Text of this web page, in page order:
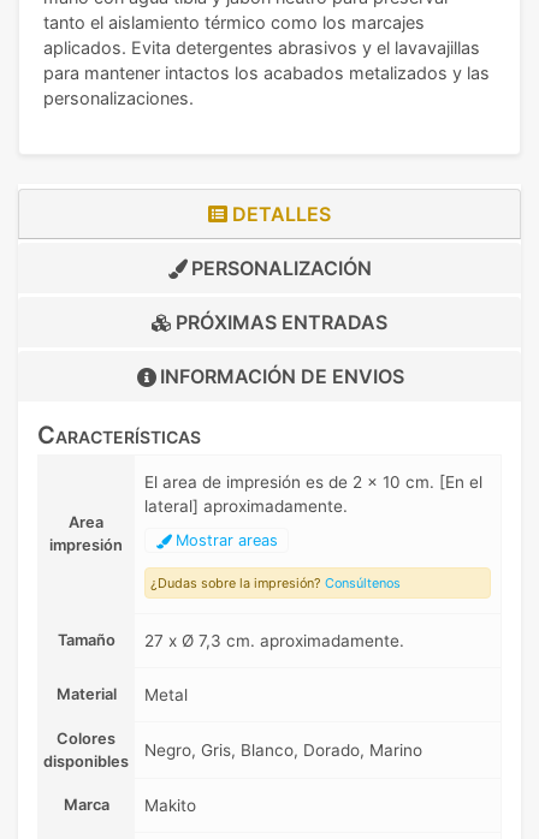
tanto el aislamiento térmico como los marcajes
aplicados. Evita detergentes abrasivos y el lavavajillas
para mantener intactos los acabados metalizados y las
personalizaciones.
DETALLES
PERSONALIZACIÓN
PRÓXIMAS ENTRADAS
INFORMACIÓN DE ENVIOS
Características
Area
impresión
El area de impresión es de 2 x 10 cm. [En el
lateral] aproximadamente.
Mostrar areas
¿Dudas sobre la impresión? Consúltenos
Tamaño 27 x Ø 7,3 cm. aproximadamente.
Material Metal
Colores
disponibles
Negro, Gris, Blanco, Dorado, Marino
Marca Makito